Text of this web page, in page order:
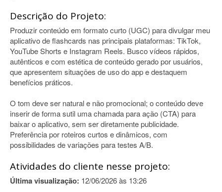
Descrição do Projeto:
Produzir conteúdo em formato curto (UGC) para divulgar meu
aplicativo de flashcards nas principais plataformas: TikTok,
YouTube Shorts e Instagram Reels. Busco vídeos rápidos,
autênticos e com estética de conteúdo gerado por usuários,
que apresentem situações de uso do app e destaquem
benefícios práticos.
O tom deve ser natural e não promocional; o conteúdo deve
inserir de forma sutil uma chamada para ação (CTA) para
baixar o aplicativo, sem ser diretamente publicidade.
Preferência por roteiros curtos e dinâmicos, com
possibilidades de variações para testes A/B.
Atividades do cliente nesse projeto:
Última visualização: 12/06/2026 às 13:26